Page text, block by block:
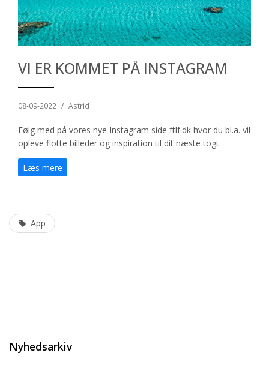
VI ER KOMMET PÅ INSTAGRAM
08-09-2022 / Astrid
Følg med på vores nye Instagram side ftlf.dk hvor du bl.a. vil
opleve flotte billeder og inspiration til dit næste togt.
Læs mere
App
Nyhedsarkiv